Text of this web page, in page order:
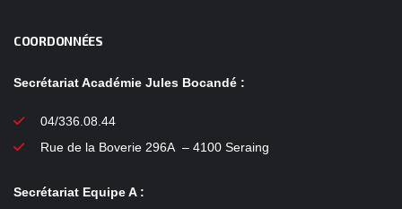
COORDONNÉES
Secrétariat Académie Jules Bocandé :
04/336.08.44
Rue de la Boverie 296A – 4100 Seraing
Secrétariat Equipe A :